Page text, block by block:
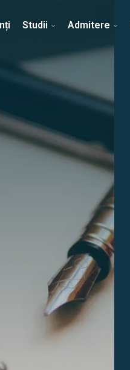
Despre Facultate Știri
Studii Admitere